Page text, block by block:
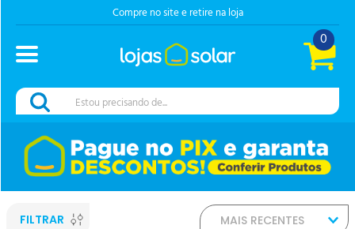
Compre no site e retire na loja
0
Estou precisando de...
FILTRAR MAIS RECENTES